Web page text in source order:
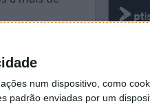
num dispositivo, como
padrão enviadas por um